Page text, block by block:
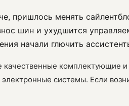
пришлось менять
шин и ухудшится
начали глючить
комплектующие
системы. Если